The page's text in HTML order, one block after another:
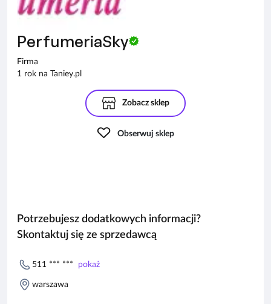
PerfumeriaSky
Firma
1 rok na Taniey.pl
Zobacz sklep
Obserwuj sklep
Potrzebujesz dodatkowych informacji?
Skontaktuj się ze sprzedawcą
511 *** *** pokaż
warszawa